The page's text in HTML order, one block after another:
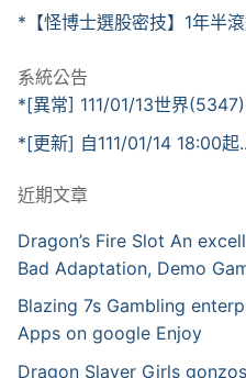
*【怪博士選股密技】1年半
系統公告
*[異常] 111/01/13世界
*[更新] 自111/01/14 18:00起
近期文章
Dragon’s Fire Slot An
Bad Adaptation, Demo
Blazing 7s Gambling
Apps on google Enjoy
Dragon Slayer Girls